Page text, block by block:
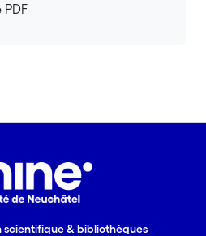
scientifique & bibliothèques